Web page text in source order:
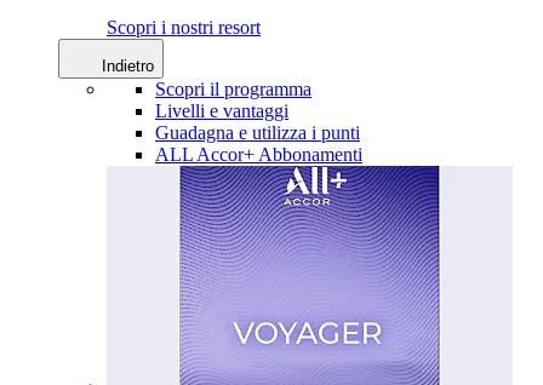
Scopri i nostri resort
Indietro
Scopri il programma
Livelli e vantaggi
Guadagna e utilizza i punti
ALL Accor+ Abbonamenti